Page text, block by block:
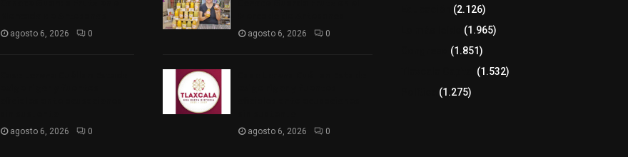
agosto 6, 2026 0
agosto 6, 2026 0
agosto 6, 2026 0
agosto 6, 2026 0
(2.126)
(1.965)
(1.851)
(1.532)
(1.275)